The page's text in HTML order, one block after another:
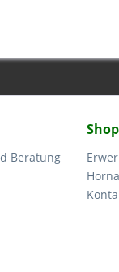
Beratung